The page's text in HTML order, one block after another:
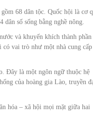
68 dân tộc. Quốc hội là cơ
số sống bằng nghề nông.
và khuyến khích thành phần
có vai trò như một nhà cung cấp
Đây là một ngôn ngữ thuộc hệ
của hoàng gia Lào, truyền
hóa – xã hội mọi mặt giữa hai